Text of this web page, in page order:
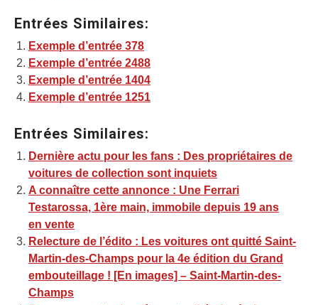
Entrées Similaires:
Exemple d’entrée 378
Exemple d’entrée 2488
Exemple d’entrée 1404
Exemple d’entrée 1251
Entrées Similaires:
Dernière actu pour les fans : Des propriétaires de
voitures de collection sont inquiets
A connaître cette annonce : Une Ferrari
Testarossa, 1ère main, immobile depuis 19 ans
en vente
Relecture de l’édito : Les voitures ont quitté Saint-
Martin-des-Champs pour la 4e édition du Grand
embouteillage ! [En images] – Saint-Martin-des-
Champs